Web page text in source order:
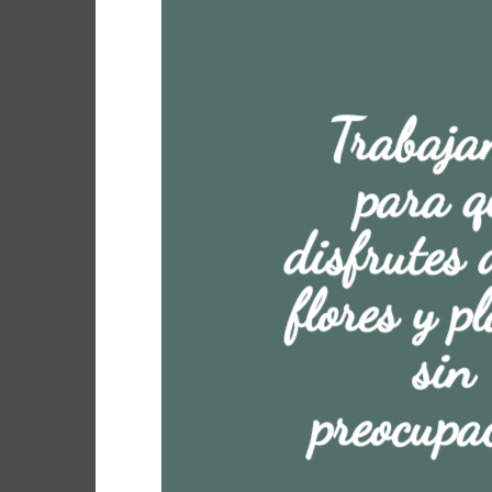
para
disfrutes
flores y
sin